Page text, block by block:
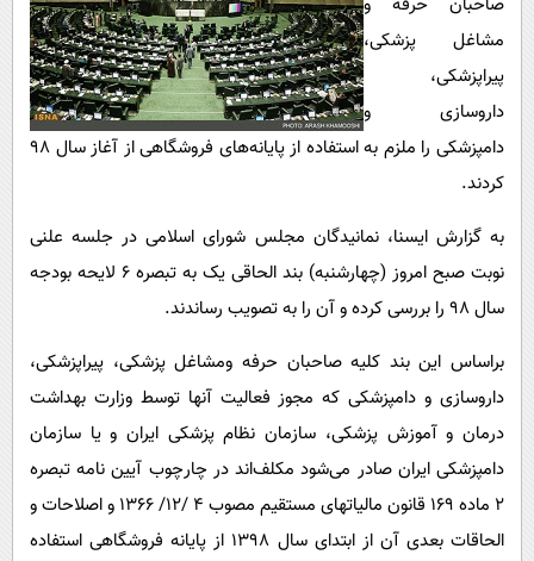
سرگرمی
فناوری
گوناگون
حوادث
سلامت
فرهنگی
بین الملل
اجتماعی
حیات وحش
پیامک
روانشناسی
آشپزی
دانلود
مشاغل پزشکی،
پیراپزشکی،
داروسازی و
دامپزشکی را ملزم به استفاده از پایانه‌های فروشگاهی از آغاز سال ۹۸
کردند.
به گزارش ایسنا، نمانیدگان مجلس شورای اسلامی در جلسه علنی
نوبت صبح امروز (چهارشنبه) بند الحاقی یک به تبصره ۶ لایحه بودجه
سال ۹۸ را بررسی کرده و آن را به تصویب رساندند.
براساس این بند کلیه صاحبان حرفه ومشاغل پزشکی، پیراپزشکی،
داروسازی و دامپزشکی که مجوز فعالیت آنها توسط وزارت بهداشت
درمان و آموزش پزشکی، سازمان نظام پزشکی ایران و یا سازمان
دامپزشکی ایران صادر می‌شود مکلف‌اند در چارچوب آیین نامه تبصره
۲ ماده ۱۶۹ قانون مالیاتهای مستقیم مصوب ۴ /۱۲/ ۱۳۶۶ و اصلاحات و
الحاقات بعدی آن از ابتدای سال ۱۳۹۸ از پایانه فروشگاهی استفاده